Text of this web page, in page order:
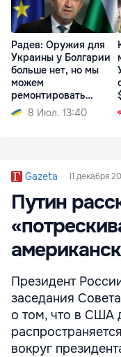
Радев: Оружия для
Украины у Болгарии
больше нет, но мы
можем
ремонтировать
технику
8 Июл. 13:40
Gazeta 11 декабря
Путин
Президент
заседания
о том, что в США
вокруг